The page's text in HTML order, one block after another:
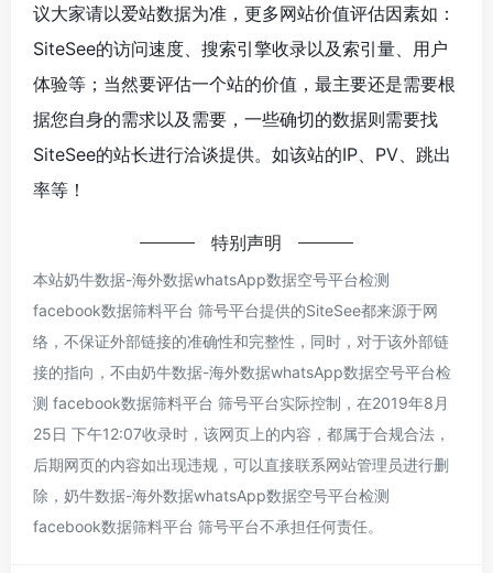
议大家请以爱站数据为准，更多网站价值评估因素如：
SiteSee的访问速度、搜索引擎收录以及索引量、用户
体验等；当然要评估一个站的价值，最主要还是需要根
据您自身的需求以及需要，一些确切的数据则需要找
SiteSee的站长进行洽谈提供。如该站的IP、PV、跳出
率等！
特别声明
本站奶牛数据-海外数据whatsApp数据空号平台检测
facebook数据筛料平台 筛号平台提供的SiteSee都来源于网
络，不保证外部链接的准确性和完整性，同时，对于该外部链
接的指向，不由奶牛数据-海外数据whatsApp数据空号平台检
测 facebook数据筛料平台 筛号平台实际控制，在2019年8月
25日 下午12:07收录时，该网页上的内容，都属于合规合法，
后期网页的内容如出现违规，可以直接联系网站管理员进行删
除，奶牛数据-海外数据whatsApp数据空号平台检测
facebook数据筛料平台 筛号平台不承担任何责任。